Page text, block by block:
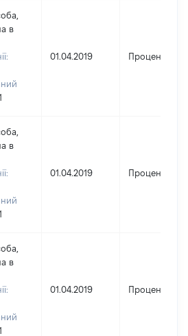
в
01.04.2019 Проценти
в
01.04.2019 Проценти
в
01.04.2019 Проценти